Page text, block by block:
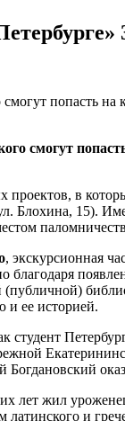
попасть на
смогут
в
Блохина, 15).
, экскурсионная
благодаря
(публичной)
и ее историей.
лет жил
латинского и